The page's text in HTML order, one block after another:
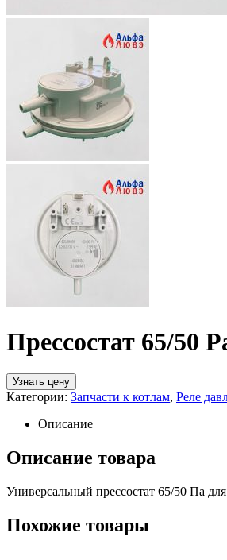
Прессостат 65/50
Узнать цену
Категории: Запчасти к котлам, Реле
Описание
Описание товара
Универсальный прессостат 65/50 Па
Похожие товары